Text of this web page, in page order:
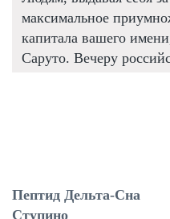
максимальное
капитала вашего
Саруто. Вечеру
Пептид Дельта-Сна
Ступино